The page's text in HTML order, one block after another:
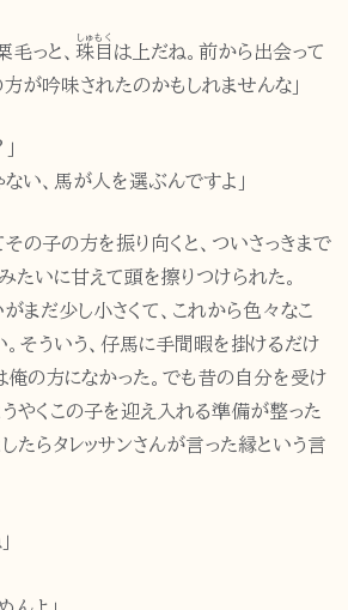
っと、 珠目
しゅもく
は上だね。前から出会って
が吟味されたのかもしれませんな」
い、馬が人を選ぶんですよ」
の子の方を振り向くと、ついさっきまで
たいに甘えて頭を擦りつけられた。
まだ少し小さくて、これから色々なこ
。そういう、仔馬に手間暇を掛けるだけ
俺の方になかった。でも昔の自分を受け
うやくこの子を迎え入れる準備が整った
たらタレッサンさんが言った縁という言